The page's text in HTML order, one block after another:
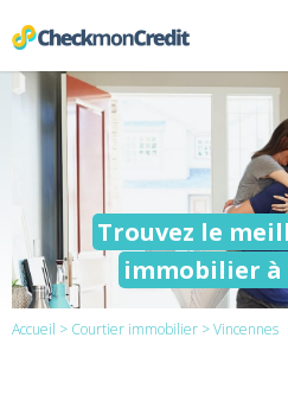
Trouvez le
immobilier à
Accueil > Courtier immobilier > Vincennes